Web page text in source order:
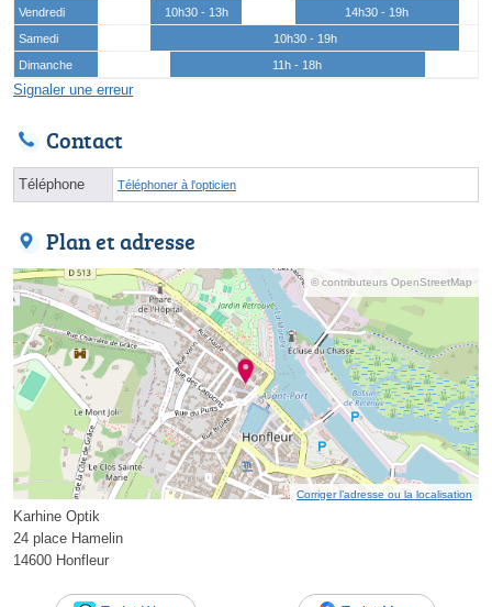
Vendredi
10h30 - 13h
14h30 - 19h
Samedi
10h30 - 19h
Dimanche
11h - 18h
Signaler une erreur
Contact
Téléphone Téléphoner à l'opticien
Plan et adresse
© contributeurs OpenStreetMap
Corriger l’adresse ou la localisation
Karhine Optik
24 place Hamelin
14600 Honfleur